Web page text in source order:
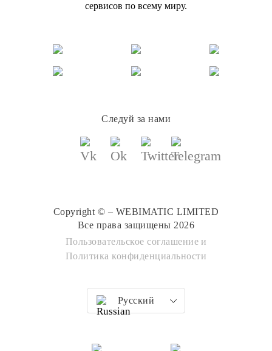
сервисов по всему миру.
Следуй за нами
Copyright © – WEBIMATIC LIMITED
Все права защищены 2026
Пользовательское соглашение и
Политика конфиденциальности
Русский